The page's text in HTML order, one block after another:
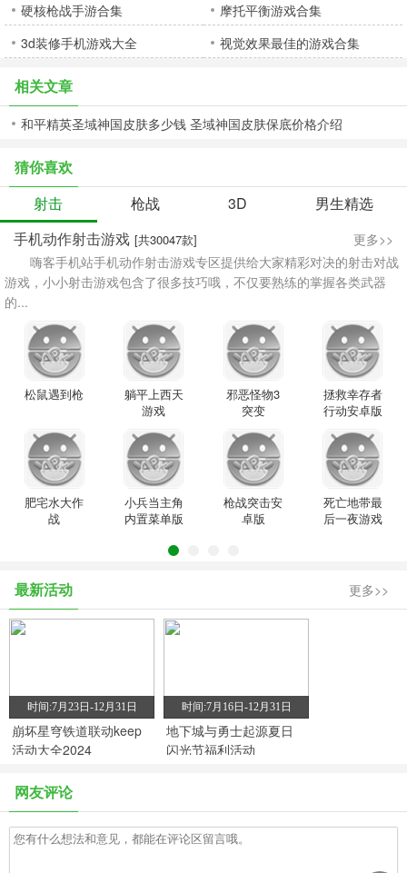
硬核枪战手游合集
摩托平衡游戏合集
3d装修手机游戏大全
视觉效果最佳的游戏合集
相关文章
和平精英圣域神国皮肤多少钱 圣域神国皮肤保底价格介绍
猜你喜欢
射击
枪战 3D
男生精选
手机动作射击游戏 [共30047款]
更多>>
嗨客手机站手机动作射击游戏专区提供给大家精彩对决的射击对战
游戏，小小射击游戏包含了很多技巧哦，不仅要熟练的掌握各类武器
的...
松鼠遇到枪
躺平上西天
游戏
邪恶怪物3
突变
拯救幸存者
行动安卓版
肥宅水大作
战
小兵当主角
内置菜单版
枪战突击安
卓版
死亡地带最
后一夜游戏
最新活动 更多>>
时间:7月23日-12月31日
崩坏星穹铁道联动keep
活动大全2024
时间:7月16日-12月31日
地下城与勇士起源夏日
闪光节福利活动
网友评论